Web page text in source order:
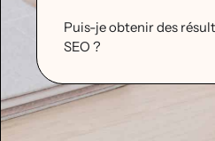
Puis-je obtenir des
SEO ?